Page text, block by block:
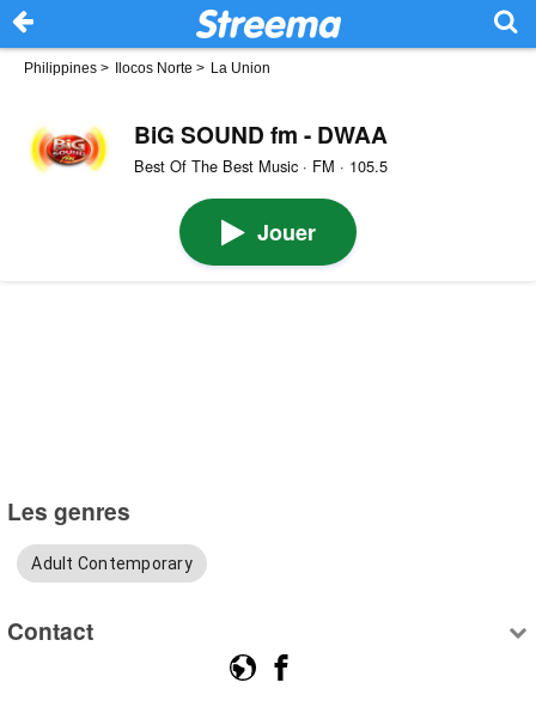
Philippines > Ilocos Norte > La Union
BiG SOUND fm - DWAA
Best Of The Best Music · FM · 105.5
Jouer
Les genres
Adult Contemporary
Contact